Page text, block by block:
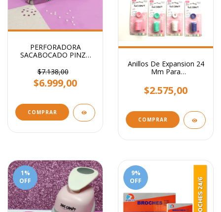
PERFORADORA
SACABOCADO PINZA
etiquetas
$7.138,00
$6.999,00
Anillos De Expansion 24
Mm Para
Unidades.
$2.575,00
COMPRAR
1%
OFF
9%
OFF